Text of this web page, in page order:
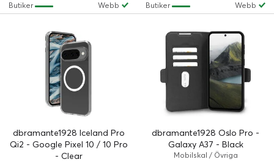
Webb
Butiker Webb
Butiker
dbramante1928 Iceland Pro
Qi2 - Google Pixel 10 / 10 Pro
- Clear
dbramante1928 Oslo Pro -
Galaxy A37 - Black
Mobilskal / Övriga